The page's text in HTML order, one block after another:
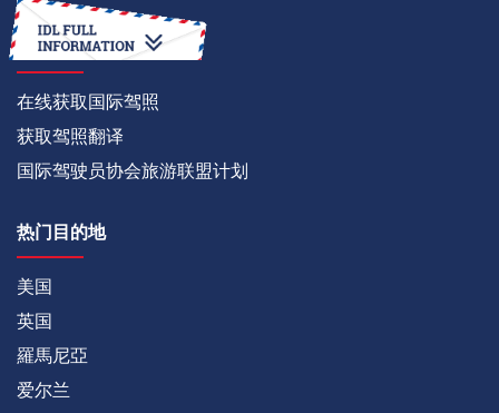
如何
在线获取国际驾照
获取驾照翻译
国际驾驶员协会旅游联盟计划
热门目的地
美国
英国
羅馬尼亞
爱尔兰